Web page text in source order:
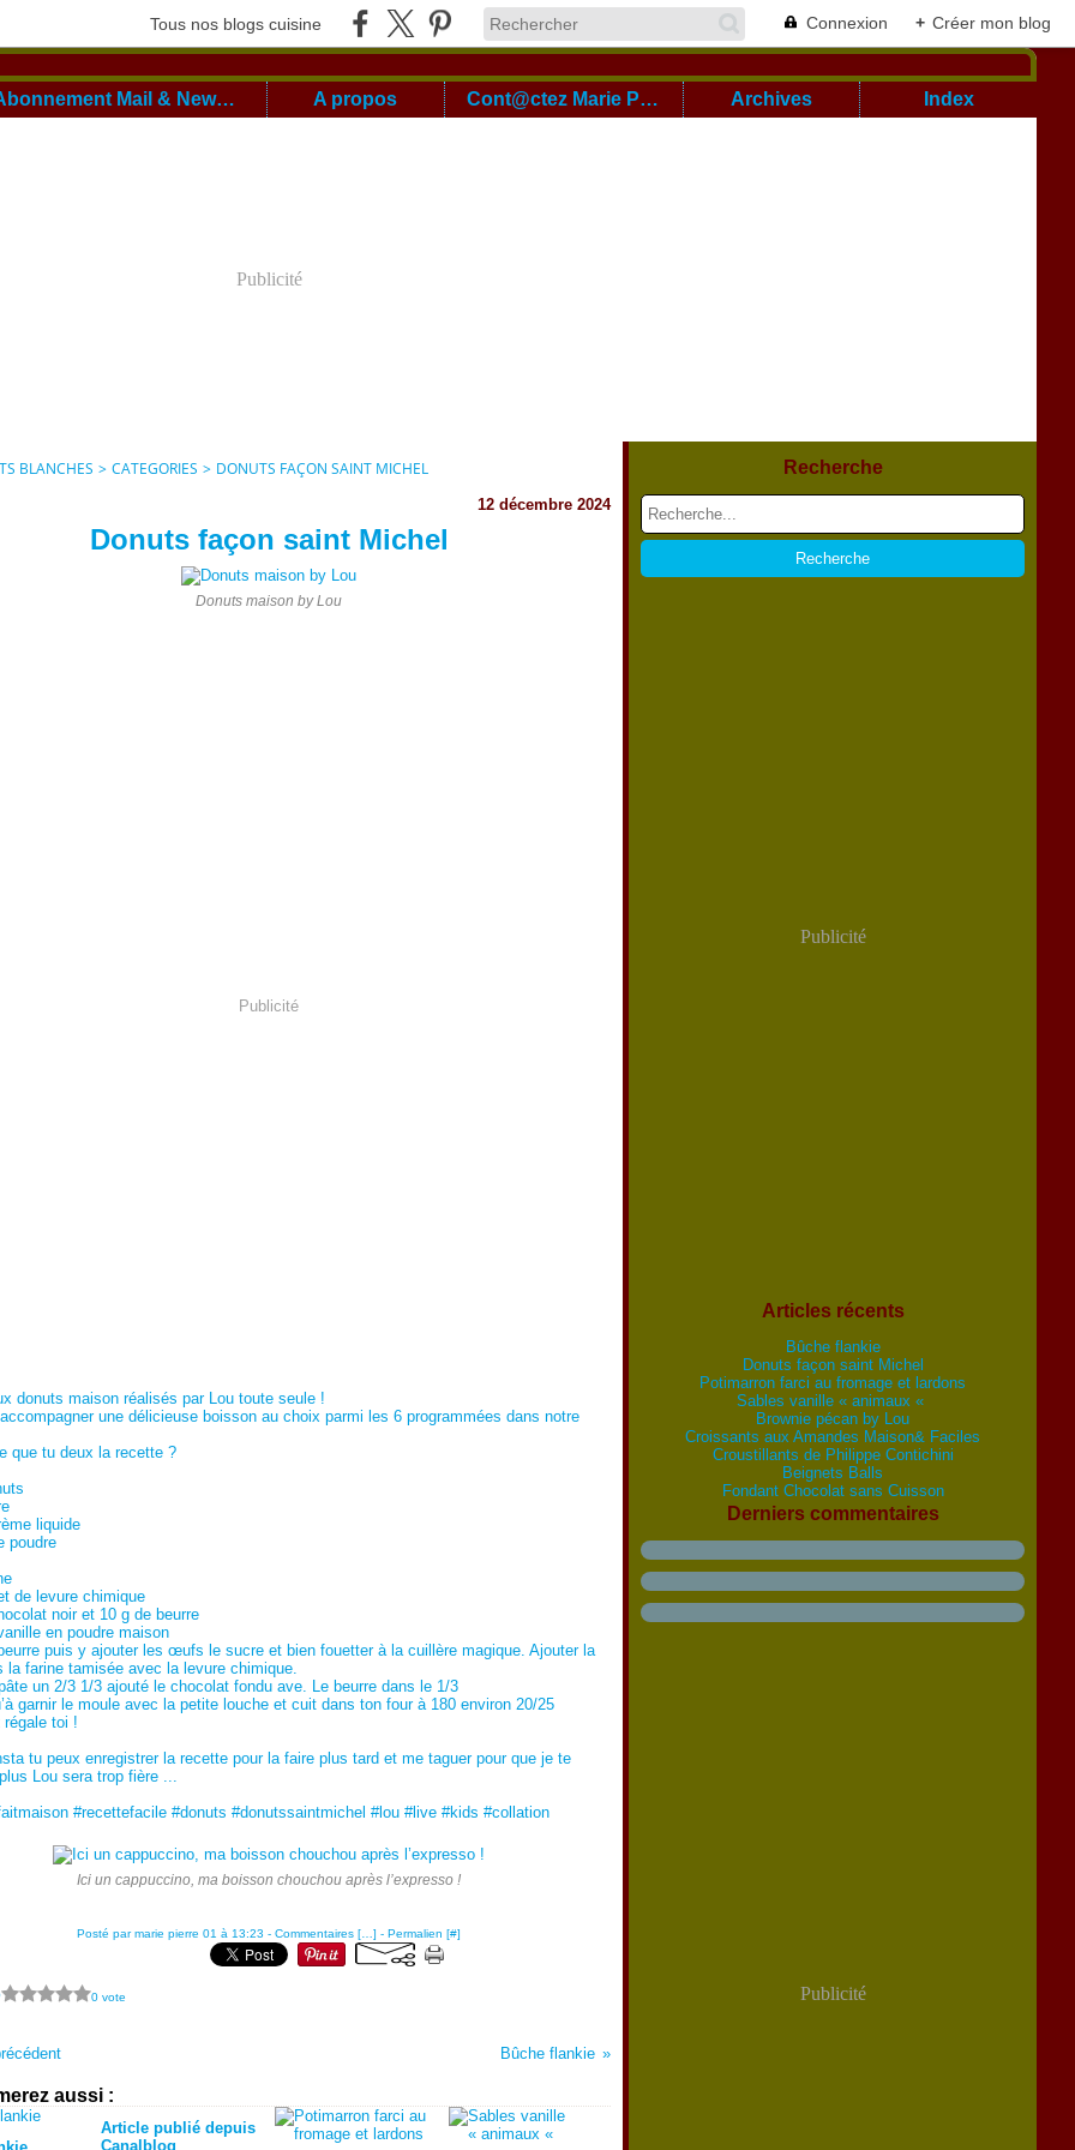
Tous nos blogs cuisine Connexion + Créer mon blog
Abonnement Mail & Newsletter A propos Cont@ctez Marie Pierre Archives Index
Publicité
BLANCHES > CATEGORIES > DONUTS FAÇON SAINT MICHEL
12 décembre 2024
Donuts façon saint Michel
Donuts maison by Lou
Publicité
donuts maison réalisés par Lou toute seule !
accompagner une délicieuse boisson au choix parmi les 6 programmées dans notre
que tu deux la recette ?
liquide
poudre
de levure chimique
noir et 10 g de beurre
en poudre maison
puis y ajouter les œufs le sucre et bien fouetter à la cuillère magique. Ajouter la
la farine tamisée avec la levure chimique.
un 2/3 1/3 ajouté le chocolat fondu ave. Le beurre dans le 1/3
garnir le moule avec la petite louche et cuit dans ton four à 180 environ 20/25
toi !
tu peux enregistrer la recette pour la faire plus tard et me taguer pour que je te
Lou sera trop fière ...
#recettefacile #donuts #donutssaintmichel #lou #live #kids #collation
Ici un cappuccino, ma boisson chouchou après l’expresso !
Posté par marie pierre 01 à 13:23 - Commentaires [ ] - Permalien [#]
0 vote
Bûche flankie
aussi :
Article publié depuis
Canalblog
Recherche
Publicité
Articles récents
Bûche flankie
Donuts façon saint Michel
Potimarron farci au fromage et lardons
Sables vanille « animaux «
Brownie pécan by Lou
Croissants aux Amandes Maison& Faciles
Croustillants de Philippe Contichini
Beignets Balls
Fondant Chocolat sans Cuisson
Derniers commentaires
Publicité